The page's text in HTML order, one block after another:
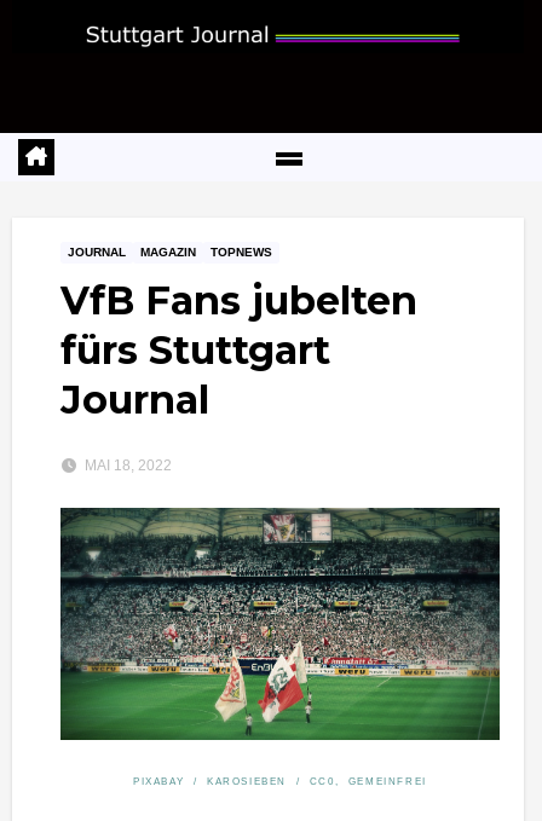
JOURNAL MAGAZIN TOPNEWS
VfB Fans jubelten
fürs Stuttgart
Journal
MAI 18, 2022
PIXABAY / KAROSIEBEN / CC0, GEMEINFREI